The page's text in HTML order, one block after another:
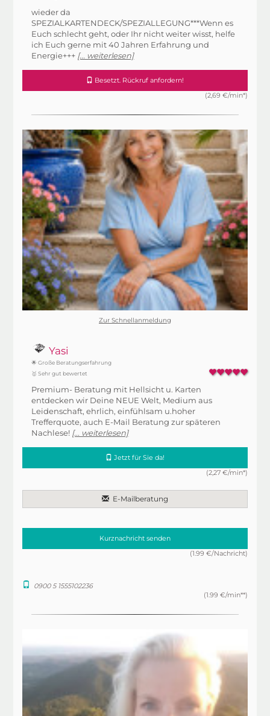
wieder da
SPEZIALKARTENDECK/SPEZIALLEGUNG***Wenn es
Euch schlecht geht, oder Ihr nicht weiter wisst, helfe
ich Euch gerne mit 40 Jahren Erfahrung und
Energie+++ [... weiterlesen]
Besetzt. Rückruf anfordern!
(2,69 €/min*)
Zur Schnellanmeldung
Yasi
🌟 Große Beratungserfahrung
🥇 Sehr gut bewertet
Premium- Beratung mit Hellsicht u. Karten
entdecken wir Deine NEUE Welt, Medium aus
Leidenschaft, ehrlich, einfühlsam u.hoher
Trefferquote, auch E-Mail Beratung zur späteren
Nachlese! [... weiterlesen]
Jetzt für Sie da!
(2,27 €/min*)
E-Mailberatung
Kurznachricht senden
(1.99 €/Nachricht)
0900 5 1555102236
(1.99 €/min**)